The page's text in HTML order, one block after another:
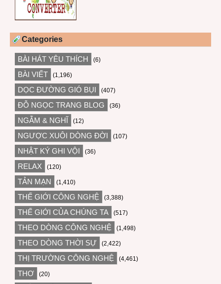
Categories
BÀI HÁT YÊU THÍCH (6)
BÀI VIẾT (1,196)
DỌC ĐƯỜNG GIÓ BỤI (407)
ĐỖ NGỌC TRANG BLOG (36)
NGẪM & NGHĨ (12)
NGƯỢC XUÔI DÒNG ĐỜI (107)
NHẬT KÝ GHI VỘI (36)
RELAX (120)
TẢN MẠN (1,410)
THẾ GIỚI CÔNG NGHỆ (3,388)
THẾ GIỚI CỦA CHÚNG TA (517)
THEO DÒNG CÔNG NGHỆ (1,498)
THEO DÒNG THỜI SỰ (2,422)
THỊ TRƯỜNG CÔNG NGHỆ (4,461)
THƠ (20)